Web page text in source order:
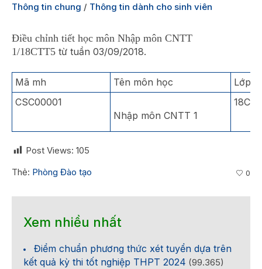
Thông tin chung / Thông tin dành cho sinh viên
Điều chỉnh tiết học môn Nhập môn CNTT
1/18CTT5 từ tuần 03/09/2018.
Mã mh Tên môn học
Lớp
CSC00001
Nhập môn CNTT 1
Post Views: 105
Thẻ: Phòng Đào tạo 0
Xem nhiều nhất
Điểm chuẩn phương thức xét tuyển dựa trên
kết quả kỳ thi tốt nghiệp THPT 2024 (99.365)